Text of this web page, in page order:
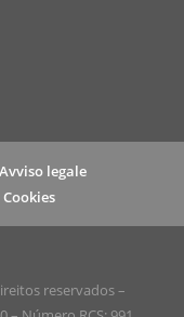
Avviso legale
Cookies
reservados –